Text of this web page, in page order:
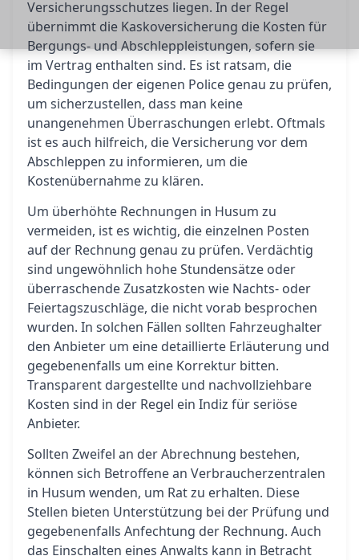
Versicherungsschutzes liegen. In der Regel
übernimmt die Kaskoversicherung die Kosten für
Bergungs- und Abschleppleistungen, sofern sie
im Vertrag enthalten sind. Es ist ratsam, die
Bedingungen der eigenen Police genau zu prüfen,
um sicherzustellen, dass man keine
unangenehmen Überraschungen erlebt. Oftmals
ist es auch hilfreich, die Versicherung vor dem
Abschleppen zu informieren, um die
Kostenübernahme zu klären.
Um überhöhte Rechnungen in Husum zu
vermeiden, ist es wichtig, die einzelnen Posten
auf der Rechnung genau zu prüfen. Verdächtig
sind ungewöhnlich hohe Stundensätze oder
überraschende Zusatzkosten wie Nachts- oder
Feiertagszuschläge, die nicht vorab besprochen
wurden. In solchen Fällen sollten Fahrzeughalter
den Anbieter um eine detaillierte Erläuterung und
gegebenenfalls um eine Korrektur bitten.
Transparent dargestellte und nachvollziehbare
Kosten sind in der Regel ein Indiz für seriöse
Anbieter.
Sollten Zweifel an der Abrechnung bestehen,
können sich Betroffene an Verbraucherzentralen
in Husum wenden, um Rat zu erhalten. Diese
Stellen bieten Unterstützung bei der Prüfung und
gegebenenfalls Anfechtung der Rechnung. Auch
das Einschalten eines Anwalts kann in Betracht